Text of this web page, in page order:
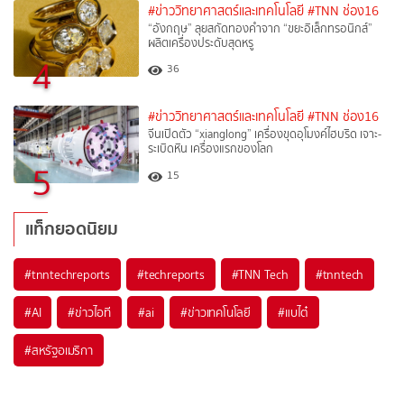
4
#ข่าววิทยาศาสตร์และเทคโนโลยี #TNN ช่อง16
“อังกฤษ” ลุยสกัดทองคำจาก “ขยะอิเล็กทรอนิกส์”
ผลิตเครื่องประดับสุดหรู
36
5
#ข่าววิทยาศาสตร์และเทคโนโลยี #TNN ช่อง16
จีนเปิดตัว “xianglong” เครื่องขุดอุโมงค์ไฮบริด เจาะ-
ระเบิดหิน เครื่องแรกของโลก
15
แท็กยอดนิยม
#tnntechreports #techreports #TNN Tech #tnntech
#AI #ข่าวไอที #ai #ข่าวเทคโนโลยี #แบไต๋
#สหรัฐอเมริกา